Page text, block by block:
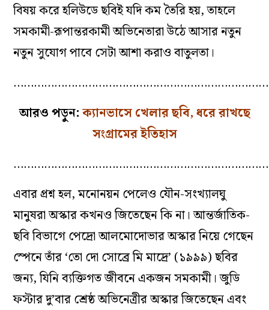
বিষয় করে হলিউডে ছবিই যদি কম তৈরি হয়, তাহলে
সমকামী-রূপান্তরকামী অভিনেতারা উঠে আসার নতুন
নতুন সুযোগ পাবে সেটা আশা করাও বাতুলতা।
আরও পড়ুন:ক্যানভাসে খেলার ছবি, ধরে রাখছে
সংগ্রামের ইতিহাস
এবার প্রশ্ন হল, মনোনয়ন পেলেও যৌন-সংখ্যালঘু
মানুষরা অস্কার কখনও জিতেছেন কি না। আন্তর্জাতিক-
ছবি বিভাগে পেদ্রো আলমোদোভার অস্কার নিয়ে গেছেন
স্পেনে তাঁর ‘তো দো সোব্রে মি মাদ্রে’ (১৯৯৯) ছবির
জন্য, যিনি ব্যক্তিগত জীবনে একজন সমকামী। জুডি
ফস্টার দু’বার শ্রেষ্ঠ অভিনেত্রীর অস্কার জিতেছেন এবং